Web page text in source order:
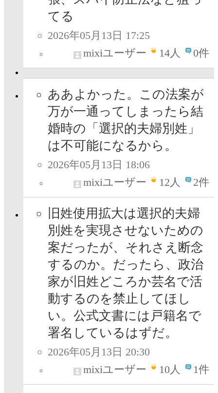
てる
2026年05月13日 17:25
mixiユーザー
14人 0件
ああよかった。この法案が
万が一通ってしまったら結
婚時の「選択的夫婦別姓」
は不可能になるから。
2026年05月13日 18:06
mixiユーザー
12人 2件
旧姓使用拡大は選択的夫婦
別姓を実現させないための
案だったが、それさえ断念
するのか。だったら、政治
家が旧姓どころか芸名で活
動するのを禁止してほし
い。公式文書には戸籍名で
署名しているはずだ。
2026年05月13日 20:30
mixiユーザー
10人 1件